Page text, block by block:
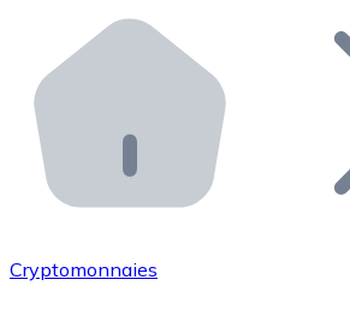
Distributeurs automatiques
Intégrez un ATM Bitnovo dans
API Bitnovo
Intégrez notre API dans votre
Rejoignez notre réseau de
Cryptomonnaies